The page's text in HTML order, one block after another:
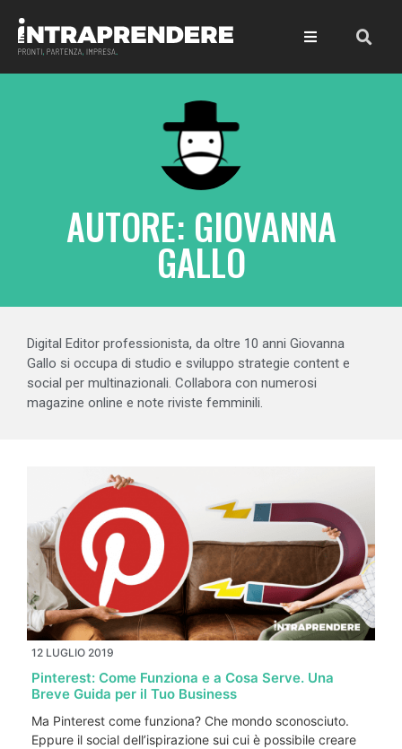
AUTORE: GIOVANNA
GALLO
Digital Editor professionista, da oltre 10 anni Giovanna
Gallo si occupa di studio e sviluppo strategie content e
social per multinazionali. Collabora con numerosi
magazine online e note riviste femminili.
12 LUGLIO 2019
Pinterest: Come Funziona e a Cosa Serve. Una
Breve Guida per il Tuo Business
Ma Pinterest come funziona? Che mondo sconosciuto.
Eppure il social dell’ispirazione sui cui è possibile creare